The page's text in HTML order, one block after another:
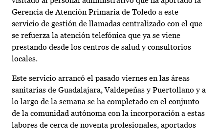
Gerencia de Atención Primaria de Toledo a este
servicio de gestión de llamadas centralizado con el que
se refuerza la atención telefónica que ya se viene
prestando desde los centros de salud y consultorios
locales.
Este servicio arrancó el pasado viernes en las áreas
sanitarias de Guadalajara, Valdepeñas y Puertollano y a
lo largo de la semana se ha completado en el conjunto
de la comunidad autónoma con la incorporación a estas
labores de cerca de noventa profesionales, aportados